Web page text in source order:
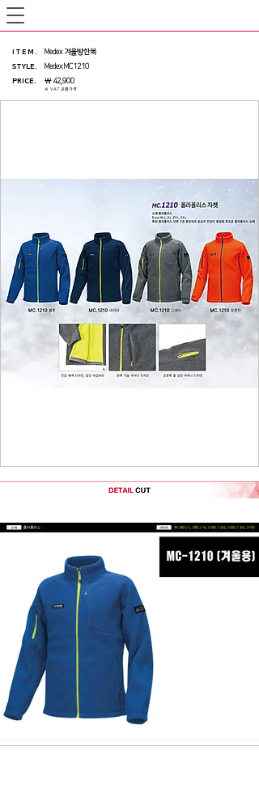
ITEM .
Medex 겨울방한복
STYLE.
Medex MC1210
PRICE.
※ VAT 포함가격
￦ 42,900